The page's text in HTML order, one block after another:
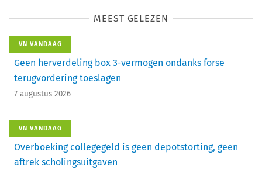
MEEST GELEZEN
VN VANDAAG
Geen herverdeling box 3-vermogen ondanks forse
terugvordering toeslagen
7 augustus 2026
VN VANDAAG
Overboeking collegegeld is geen depotstorting, geen
aftrek scholingsuitgaven